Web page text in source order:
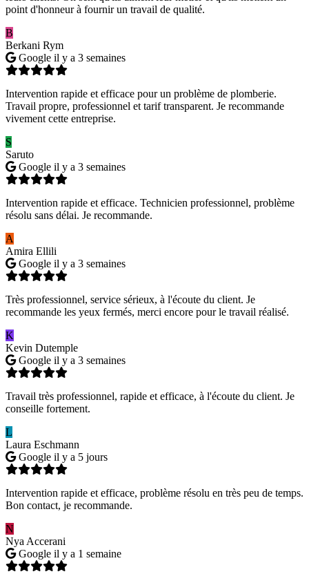
point d'honneur à fournir un travail de qualité.
B
Berkani Rym
Google il y a 3 semaines
Intervention rapide et efficace pour un problème de plomberie.
Travail propre, professionnel et tarif transparent. Je recommande
vivement cette entreprise.
S
Saruto
Google il y a 3 semaines
Intervention rapide et efficace. Technicien professionnel, problème
résolu sans délai. Je recommande.
A
Amira Ellili
Google il y a 3 semaines
Très professionnel, service sérieux, à l'écoute du client. Je
recommande les yeux fermés, merci encore pour le travail réalisé.
K
Kevin Dutemple
Google il y a 3 semaines
Travail très professionnel, rapide et efficace, à l'écoute du client. Je
conseille fortement.
L
Laura Eschmann
Google il y a 5 jours
Intervention rapide et efficace, problème résolu en très peu de temps.
Bon contact, je recommande.
N
Nya Accerani
Google il y a 1 semaine